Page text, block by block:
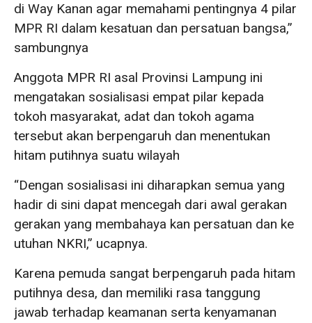
di Way Kanan agar memahami pentingnya 4 pilar
MPR RI dalam kesatuan dan persatuan bangsa,”
sambungnya
Anggota MPR RI asal Provinsi Lampung ini
mengatakan sosialisasi empat pilar kepada
tokoh masyarakat, adat dan tokoh agama
tersebut akan berpengaruh dan menentukan
hitam putihnya suatu wilayah
“Dengan sosialisasi ini diharapkan semua yang
hadir di sini dapat mencegah dari awal gerakan
gerakan yang membahaya kan persatuan dan ke
utuhan NKRI,” ucapnya.
Karena pemuda sangat berpengaruh pada hitam
putihnya desa, dan memiliki rasa tanggung
jawab terhadap keamanan serta kenyamanan